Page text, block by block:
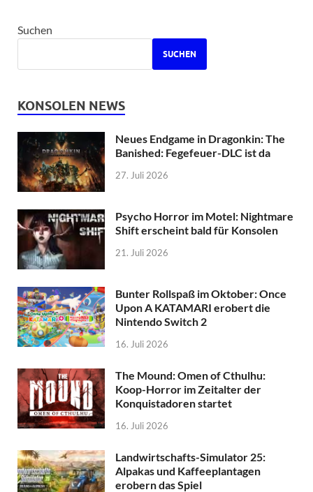
Suchen
SUCHEN
KONSOLEN NEWS
Neues Endgame in Dragonkin: The
Banished: Fegefeuer-DLC ist da
27. Juli 2026
Psycho Horror im Motel: Nightmare
Shift erscheint bald für Konsolen
21. Juli 2026
Bunter Rollspaß im Oktober: Once
Upon A KATAMARI erobert die
Nintendo Switch 2
16. Juli 2026
The Mound: Omen of Cthulhu:
Koop-Horror im Zeitalter der
Konquistadoren startet
16. Juli 2026
Landwirtschafts-Simulator 25:
Alpakas und Kaffeeplantagen
erobern das Spiel